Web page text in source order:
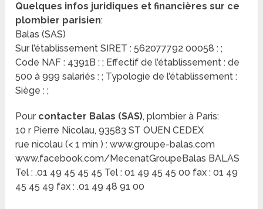
Quelques infos juridiques et financières sur ce
plombier parisien:
Balas (SAS)
Sur l’établissement SIRET : 562077792 00058 : ;
Code NAF : 4391B : ; Effectif de l’établissement : de
500 à 999 salariés : ; Typologie de l’établissement :
Siège : ;
Pour contacter Balas (SAS), plombier à Paris:
10 r Pierre Nicolau, 93583 ST OUEN CEDEX
rue nicolau (< 1 min ) : www.groupe-balas.com
www.facebook.com/MecenatGroupeBalas BALAS
Tel : .01 49 45 45 45 Tel : 01 49 45 45 00 fax : 01 49
45 45 49 fax : .01 49 48 91 00